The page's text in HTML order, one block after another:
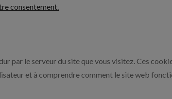
consentement.
par le serveur du site que vous visitez. Ces
et à comprendre comment le site web